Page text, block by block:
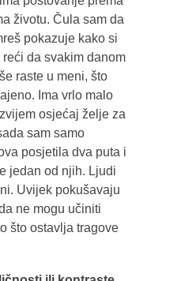
životu. Čula sam da
pokazuje kako si
da svakim danom
raste u meni, što
Ima vrlo malo
osjećaj želje za
sam samo
posjetila dva puta i
jedan od njih. Ljudi
Uvijek pokušavaju
ne mogu učiniti
što ostavlja tragove